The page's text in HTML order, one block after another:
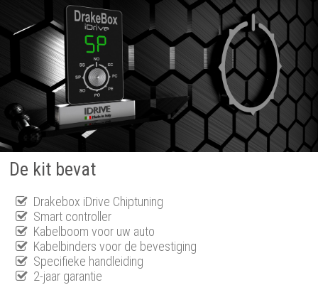
De kit bevat
Drakebox iDrive Chiptuning
Smart controller
Kabelboom voor uw auto
Kabelbinders voor de bevestiging
Specifieke handleiding
2-jaar garantie